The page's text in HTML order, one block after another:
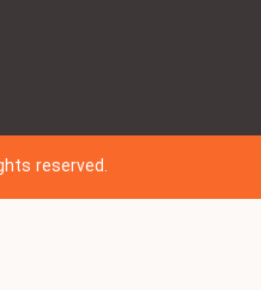
reserved.